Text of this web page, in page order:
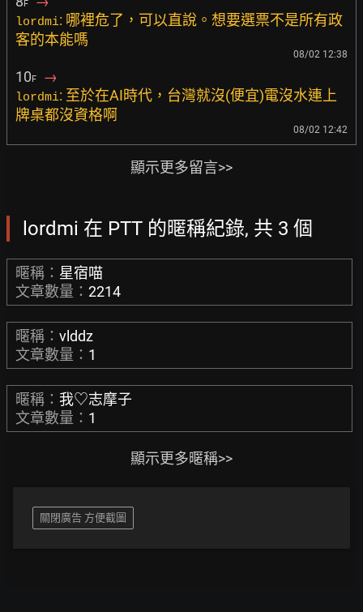
F
lordmi: 哪裡危了，可以直說。想要選票不是所有政
客的本能嗎
08/02 12:38
10F →
lordmi: 至於在AI時代，台灣就沒(便宜)電沒水連上
牌桌都沒資格啊
08/02 12:42
顯示更多留言>>
lordmi 在 PTT 的暱稱紀錄, 共 3 個
暱稱： 星宿喵
文章數量： 2214
暱稱： vlddz
文章數量： 1
暱稱： 我♡志摩子
文章數量： 1
顯示更多暱稱>>
關閉廣告 方便截圖